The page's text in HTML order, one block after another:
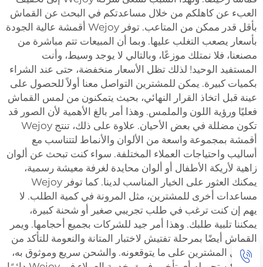
العبء عن كاهلكم من خلال مساعدتكم في البحث عن القماش
بأقل قدر ممكن من المتاعب. توفر Wejoy أقمشة عالية الجودة
بأسعار يصعب التغلب عليها. وبما أن المبيعات تتم مباشرة من
مصنعنا، فلا نمتلك موزعًا، وبالتالي لا يوجد وسيط، وأنت
المستفيد الوحيد! لذلك تظل الأسعار منخفضة، حتى عند الشراء
بكميات كبيرة. يمكن للمشترين التواصل معنا أولاً للحصول على
عينة قبل اتخاذ القرار النهائي، بحيث يتمكنون من لمس القماش
فعليًا ورؤية اللون والملمس. وهذا أمر بالغ الأهمية لأن الصور قد
تكون مضللة في بعض الأحيان. علاوة على ذلك، تنتج Wejoy
أقمشة بمجموعة واسعة من الألوان والأنماط لتتناسب مع
أساليب واحتياجات العملاء المختلفة. سواء كنت تبحث عن ألوان
زاهية لأريكة الأطفال أو ألوان محايدة لغرفة معيشة رسمية،
يمكنك العثور على الخيار المناسب لدينا. كما توفر Wejoy
مساعدات أخرى للمشترين، مثل المرونة في كمية الطلب. لا
يهم إن كنت ترغب في طلب تجريبي صغير أو شحنة كبيرة،
يمكننا تلبية طلبك. وهذا أمر جيد للشركات بجميع أحجامها. ويمر
القماش أيضًا بمرحلة تفتيش لاختبار المتانة والنعومة للتأكد من
حصول المشترين على ما يتوقعونه. والشحن سريع وموثوق به،